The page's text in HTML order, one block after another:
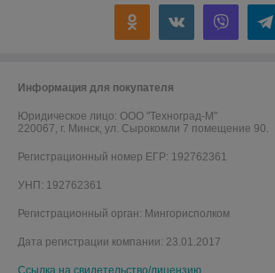
Информация для покупателя
Юридическое лицо: ООО "Техноград-М"
220067, г. Минск, ул. Сырокомли 7 помещение 90.
Регистрационный номер ЕГР: 192762361
УНП: 192762361
Регистрационный орган: Мингорисполком
Дата регистрации компании: 23.01.2017
Ссылка на свидетельство/лицензию